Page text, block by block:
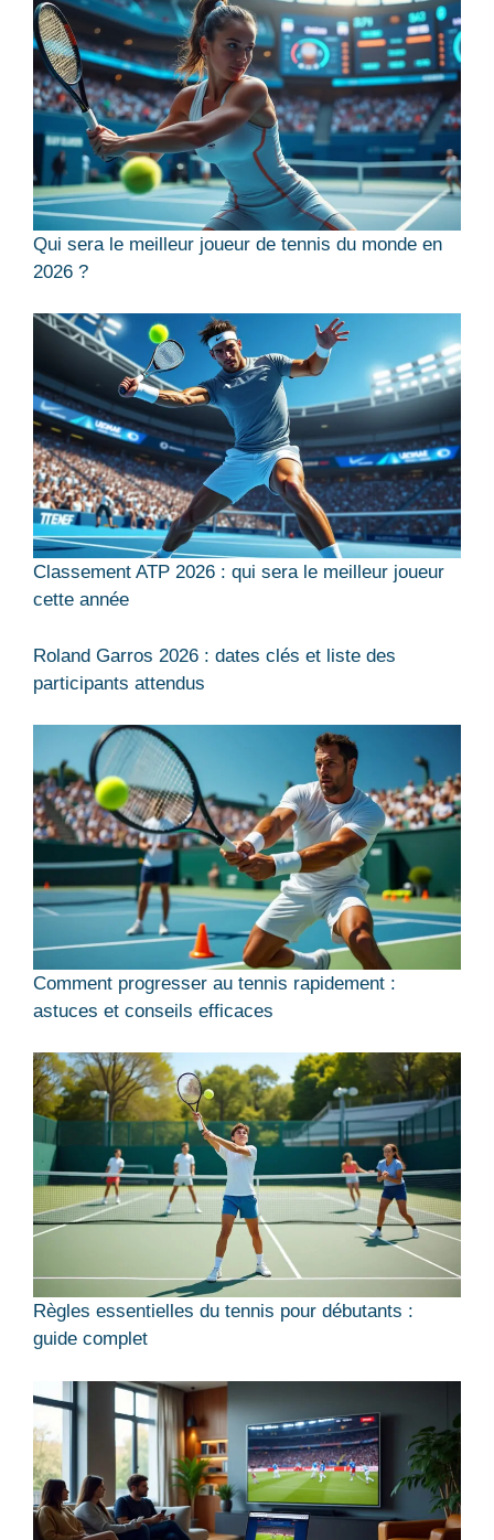
Qui sera le meilleur joueur de tennis du monde en
2026 ?
Classement ATP 2026 : qui sera le meilleur joueur
cette année
Roland Garros 2026 : dates clés et liste des
participants attendus
Comment progresser au tennis rapidement :
astuces et conseils efficaces
Règles essentielles du tennis pour débutants :
guide complet